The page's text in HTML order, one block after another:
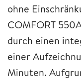
ohne
COMFORT
durch einen
einer
Minuten.